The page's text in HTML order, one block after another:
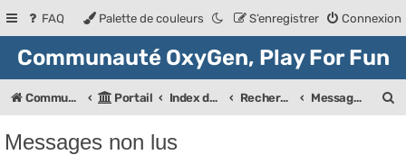
FAQ Connexion
S’enregistrer
Palette de couleurs
Communauté OxyGen, Play For Fun
Communauté OXyGeN Portail Index des forums Rechercher Messages non lus
Messages non lus